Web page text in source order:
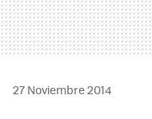
27 Noviembre 2014